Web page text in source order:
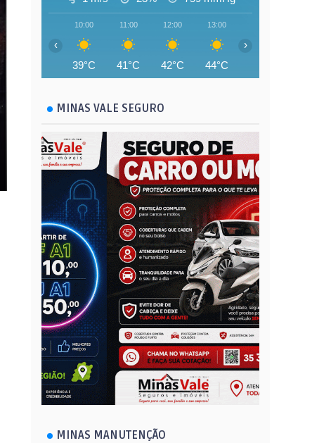
10:00
39°C
11:00
41°C
12:00
42°C
13:00
44°C
‹ ›
MINAS VALE SEGURO
MINAS MANUTENÇÃO